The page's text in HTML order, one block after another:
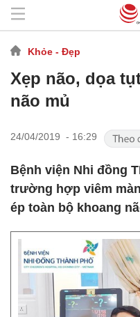
Khỏe - Đẹp
Xẹp não, dọa
não mủ
24/04/2019 - 16:29
Bệnh viện Nhi đồng
trường hợp viêm
ép toàn bộ khoang